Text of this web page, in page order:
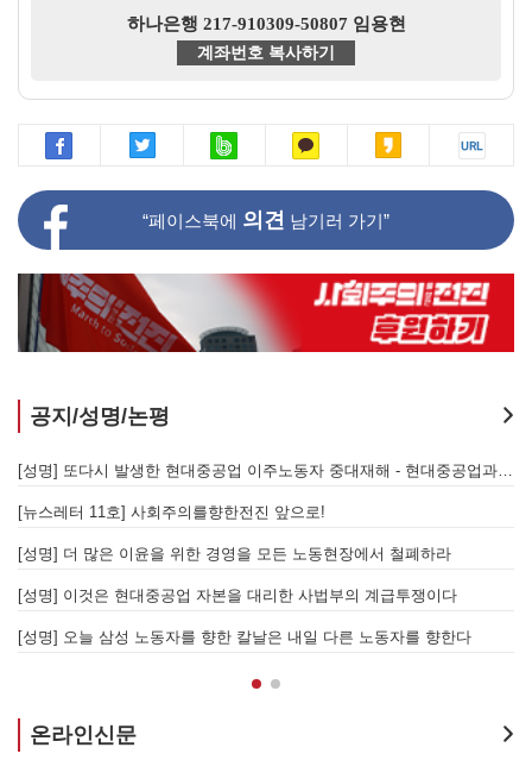
하나은행 217-910309-50807 임용현
계좌번호 복사하기
“페이스북에 의견 남기러 가기”
공지/성명/논평
[뉴스레터 11호] 사회주의를향한전진 앞으로!
[성명] 더 많은 이윤을 위한 경영을 모든 노동현장에서 철폐하라
[성명] 이것은 현대중공업 자본을 대리한 사법부의 계급투쟁이다
[성명] 오늘 삼성 노동자를 향한 칼날은 내일 다른 노동자를 향한다
온라인신문